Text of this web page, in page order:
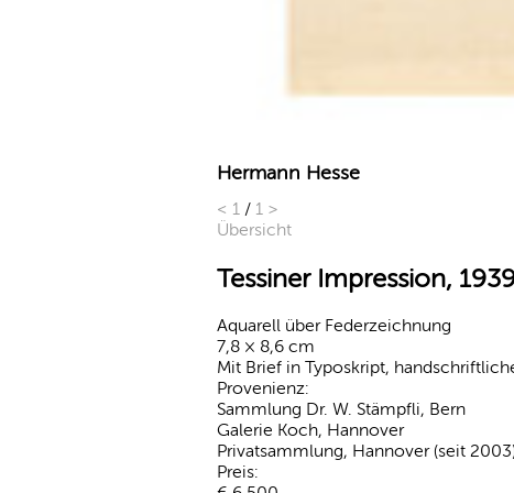
Hermann Hesse
< 1 / 1 >
Übersicht
Tessiner Impression,
Aquarell über Federzeichnung
7,8 × 8,6 cm
Mit Brief in Typoskript,
Provenienz:
Sammlung Dr. W. Stämpfli, Bern
Galerie Koch, Hannover
Privatsammlung, Hannover (seit
Preis: